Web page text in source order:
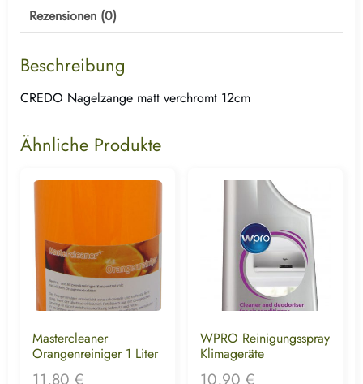
Rezensionen (0)
Beschreibung
CREDO Nagelzange matt verchromt 12cm
Ähnliche Produkte
Mastercleaner
Orangenreiniger 1 Liter
11,80 €
WPRO Reinigungsspray
Klimageräte
10,90 €